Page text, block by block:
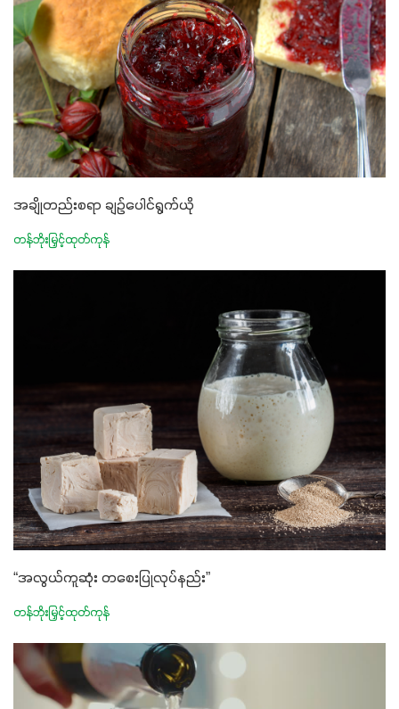
အချိုတည်းစရာ ချဉ်ပေါင်ရွက်ယို
တန်ဘိုးမြှင့်ထုတ်ကုန်
“အလွယ်ကူဆုံး တစေးပြုလုပ်နည်း”
တန်ဘိုးမြှင့်ထုတ်ကုန်